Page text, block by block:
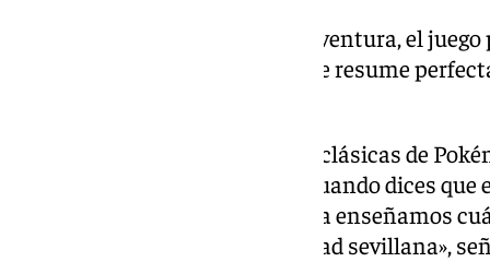
Antes incluso de comenzar la aventura, el
al Betis o al Sevilla, un guiño que resume
«Quería parodiar las preguntas clásicas de
cuestión que siempre se hace cuando dices
eres del Betis o del Sevilla. Ahí ya enseñamos
mucho humor y mucha identidad sevillana»,